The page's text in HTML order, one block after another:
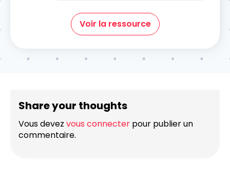
Voir la ressource
Share your thoughts
Vous devez vous connecter pour publier un
commentaire.